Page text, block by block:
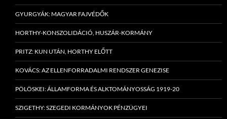
GYURGYÁK: MAGYAR FAJVÉDŐK
HORTHY-KONSZOLIDÁCIÓ, HUSZÁR-KORMÁNY
PRITZ: KUN UTÁN, HORTHY ELŐTT
KOVÁCS: AZ ELLENFORRADALMI RENDSZER GENEZISE
PÖLÖSKEI: ÁLLAMFORMA ÉS ALKTOMÁNYOSSÁG 1919-20
SZIGETHY: SZEGEDI KORMÁNYOK PÉNZÜGYEI